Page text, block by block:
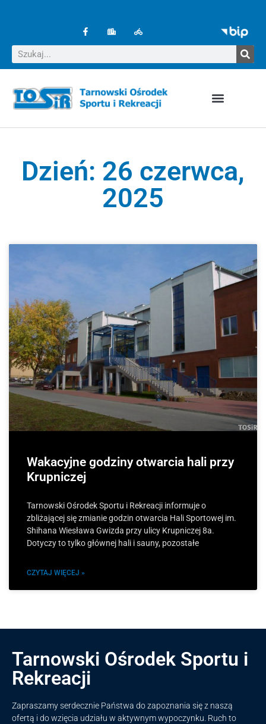
Dzień: 26 czerwca,
2025
Wakacyjne godziny otwarcia hali przy
Krupniczej
Tarnowski Ośrodek Sportu i Rekreacji informuje o
zbliżającej się zmianie godzin otwarcia Hali Sportowej im.
Shihana Wiesława Gwizda przy ulicy Krupniczej 8a.
Dotyczy to tylko głównej hali i sauny, pozostałe
CZYTAJ WIĘCEJ »
Tarnowski Ośrodek Sportu i
Rekreacji
Zapraszamy serdecznie Państwa do zapoznania się z naszą
ofertą i do wzięcia udziału w aktywnym wypoczynku. Ruch to